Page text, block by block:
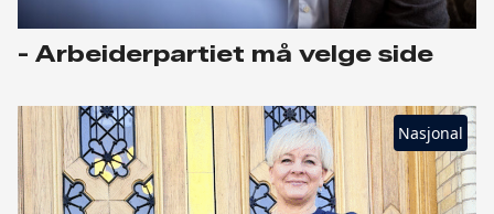
- Arbeiderpartiet må velge side
Nasjonal